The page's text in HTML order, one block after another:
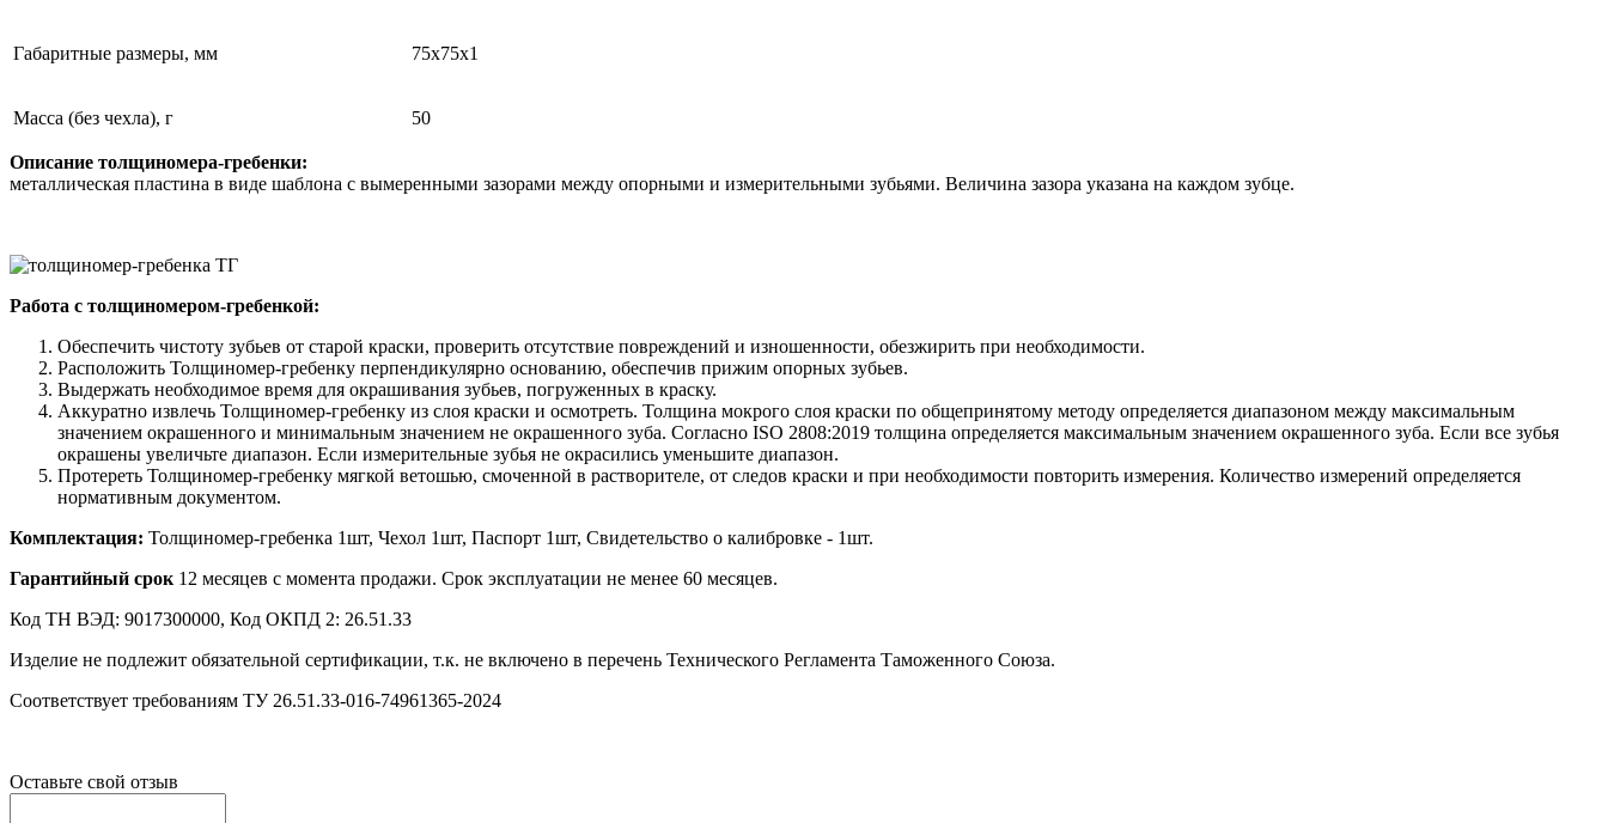
Габаритные размеры, мм 75х75х1
Масса (без чехла), г 50
Описание толщиномера-гребенки:
металлическая пластина в виде шаблона с вымеренными зазорами между опорными и измерительными зубьями. Величина зазора указана на каждом зубце.
Работа с толщиномером-гребенкой:
Обеспечить чистоту зубьев от старой краски, проверить отсутствие повреждений и изношенности, обезжирить при необходимости.
Расположить Толщиномер-гребенку перпендикулярно основанию, обеспечив прижим опорных зубьев.
Выдержать необходимое время для окрашивания зубьев, погруженных в краску.
Аккуратно извлечь Толщиномер-гребенку из слоя краски и осмотреть. Толщина мокрого слоя краски по общепринятому методу определяется диапазоном между максимальным
значением окрашенного и минимальным значением не окрашенного зуба. Согласно ISO 2808:2019 толщина определяется максимальным значением окрашенного зуба. Если все зубья
окрашены увеличьте диапазон. Если измерительные зубья не окрасились уменьшите диапазон.
Протереть Толщиномер-гребенку мягкой ветошью, смоченной в растворителе, от следов краски и при необходимости повторить измерения. Количество измерений определяется
нормативным документом.
Комплектация: Толщиномер-гребенка 1шт, Чехол 1шт, Паспорт 1шт, Свидетельство о калибровке - 1шт.
Гарантийный срок 12 месяцев с момента продажи. Срок эксплуатации не менее 60 месяцев.
Код ТН ВЭД: 9017300000, Код ОКПД 2: 26.51.33
Изделие не подлежит обязательной сертификации, т.к. не включено в перечень Технического Регламента Таможенного Союза.
Соответствует требованиям ТУ 26.51.33-016-74961365-2024
Оставьте свой отзыв